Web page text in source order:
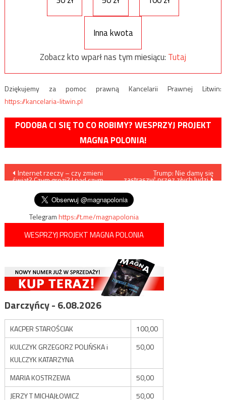
Inna kwota
Zobacz kto wparł nas tym miesiącu: Tutaj
Dziękujemy za pomoc prawną Kancelarii Prawnej Litwin:
https://kancelaria-litwin.pl
PODOBA CI SIĘ TO CO ROBIMY? WESPRZYJ PROJEKT
MAGNA POLONIA!
Nawigacja
wpisu
Internet rzeczy – czy zmieni
świat? Czym grozi? I nad czym
Trump: Nie damy się
zastraszyć przez złych ludzi
Telegramhttps://t.me/magnapolonia
WESPRZYJ PROJEKT MAGNA POLONIA
Darczyńcy - 6.08.2026
KACPER STAROŚCIAK
100,00
KULCZYK GRZEGORZ POLIŃSKA i
KULCZYK KATARZYNA
50,00
MARIA KOSTRZEWA
50,00
JERZY T MICHAJŁOWICZ
50,00